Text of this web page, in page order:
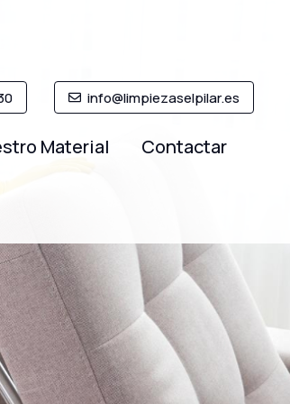
info@limpiezaselpilar.es
Material Contactar